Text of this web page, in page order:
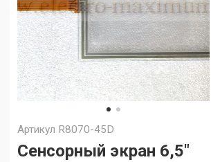
Артикул R8070-45D
Сенсорный экран 6,5"